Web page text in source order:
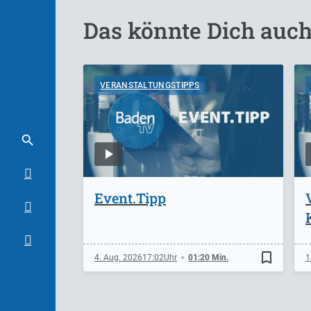
Das könnte Dich
VERANSTALTUNGSTIPPS
Event.Tipp
4. Aug. 202617:02 01:20 Min. bookmark_border